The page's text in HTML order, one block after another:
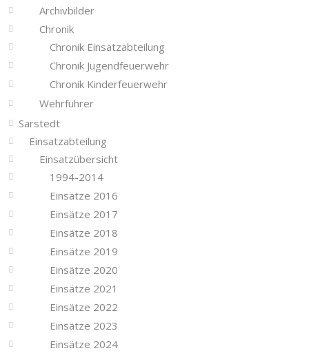
Archivbilder
Chronik
Chronik Einsatzabteilung
Chronik Jugendfeuerwehr
Chronik Kinderfeuerwehr
Wehrführer
Sarstedt
Einsatzabteilung
Einsatzübersicht
1994-2014
Einsätze 2016
Einsätze 2017
Einsätze 2018
Einsätze 2019
Einsätze 2020
Einsätze 2021
Einsätze 2022
Einsätze 2023
Einsätze 2024